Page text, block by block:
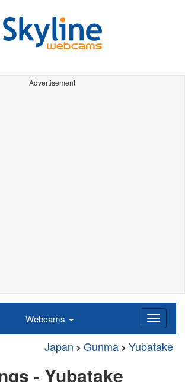
Advertisement
Webcams
Japan Gunma Yubatake
- Yubatake